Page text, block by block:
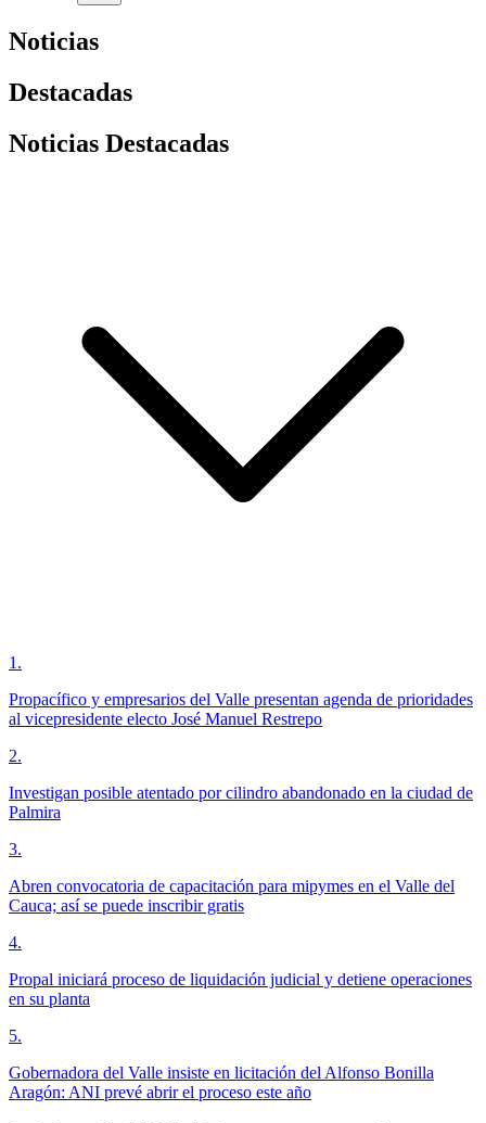
Noticias
Destacadas
Noticias Destacadas
1 .
Propacífico y empresarios del Valle presentan agenda de prioridades
al vicepresidente electo José Manuel Restrepo
2.
Investigan posible atentado por cilindro abandonado en la ciudad de
Palmira
3.
Abren convocatoria de capacitación para mipymes en el Valle del
Cauca; así se puede inscribir gratis
4.
Propal iniciará proceso de liquidación judicial y detiene operaciones
en su planta
5.
Gobernadora del Valle insiste en licitación del Alfonso Bonilla
Aragón: ANI prevé abrir el proceso este año